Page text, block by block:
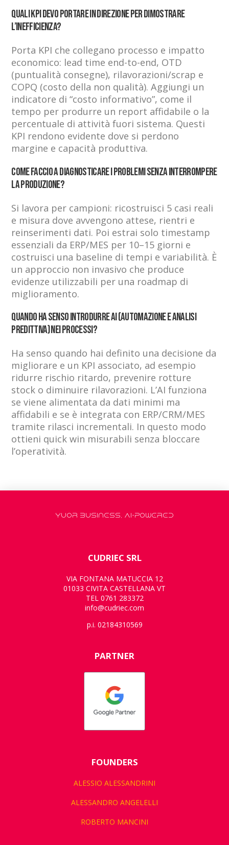
Quali KPI devo portare in Direzione per dimostrare
l’inefficienza?
Porta KPI che collegano processo e impatto
economico: lead time end-to-end, OTD
(puntualità consegne), rilavorazioni/scrap e
COPQ (costo della non qualità). Aggiungi un
indicatore di “costo informativo”, come il
tempo per produrre un report affidabile o la
percentuale di attività fuori sistema. Questi
KPI rendono evidente dove si perdono
margine e capacità produttiva.
Come faccio a diagnosticare i problemi senza interrompere
la produzione?
Si lavora per campioni: ricostruisci 5 casi reali
e misura dove avvengono attese, rientri e
reinserimenti dati. Poi estrai solo timestamp
essenziali da ERP/MES per 10–15 giorni e
costruisci una baseline di tempi e variabilità. È
un approccio non invasivo che produce
evidenze utilizzabili per una roadmap di
miglioramento.
Quando ha senso introdurre AI (automazione e analisi
predittiva) nei processi?
Ha senso quando hai definito una decisione da
migliorare e un KPI associato, ad esempio
ridurre rischio ritardo, prevenire rotture
stock o diminuire rilavorazioni. L’AI funziona
se viene alimentata da dati minimi ma
affidabili e se è integrata con ERP/CRM/MES
tramite rilasci incrementali. In questo modo
ottieni quick win misurabili senza bloccare
l’operatività.
YUOR BUSINESS, AI-POWERED
CUDRIEC SRL
VIA FONTANA MATUCCIA 12
01033 CIVITA CASTELLANA VT
TEL 0761 283372
info@cudriec.com
p.i. 02184310569
PARTNER
FOUNDERS
ALESSIO ALESSANDRINI
ALESSANDRO ANGELELLI
ROBERTO MANCINI